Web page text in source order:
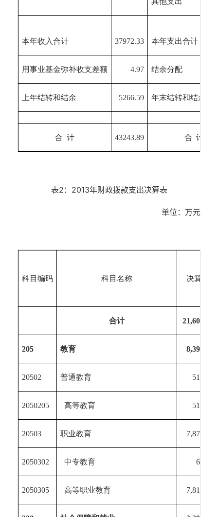
本年收入合计 37972.33 本年支出合计
用事业基金弥补收支差额 4.97 结余分配
上年结转和结余 5266.59 年末结转和结余
合 计 43243.89 合 计
表2：2013年财政拨款支出决算表
单位：万元
科目编码 科目名称 决算数
合计 21,604.47
205 教育 8,391.96
20502 普通教育 516.22
2050205 高等教育 516.22
20503 职业教育 7,875.74
2050302 中专教育 60.65
2050305 高等职业教育 7,815.09